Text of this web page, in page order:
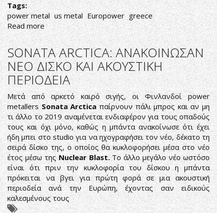
Tags:
power metal us metal Europower greece
Read moreabout
US
Europower
From
Greece
SONATA ARCTICA: ΑΝΑΚΟΙΝΩΣΑΝ
ΝΕΟ ΔΙΣΚΟ ΚΑΙ ΑΚΟΥΣΤΙΚΗ
ΠΕΡΙΟΔΕΙΑ
Μετά από αρκετό καιρό σιγής, οι Φινλανδοί power
metallersSonata Arcticaπαίρνουν πάλι μπρος και αν μη
τι άλλο το 2019 αναμένεται ενδιαφέρον για τους οπαδούς
τους και όχι μόνο, καθώς η μπάντα ανακοίνωσε ότι έχει
ήδη μπει στο studio για να ηχογραφήσει τον νέο, δέκατο τη
σειρά δίσκο της, ο οποίος θα κυκλοφορήσει μέσα στο νέο
έτος μέσω της Nuclear Blast.Το άλλο μεγάλο νέο ωστόσο
είναι ότι πριν την κυκλοφορία του δίσκου η μπάντα
πρόκειται να βγει για πρώτη φορά σε μια ακουστική
περιοδεία ανά την Ευρώπη, έχοντας σαν ειδικούς
καλεσμένους τους